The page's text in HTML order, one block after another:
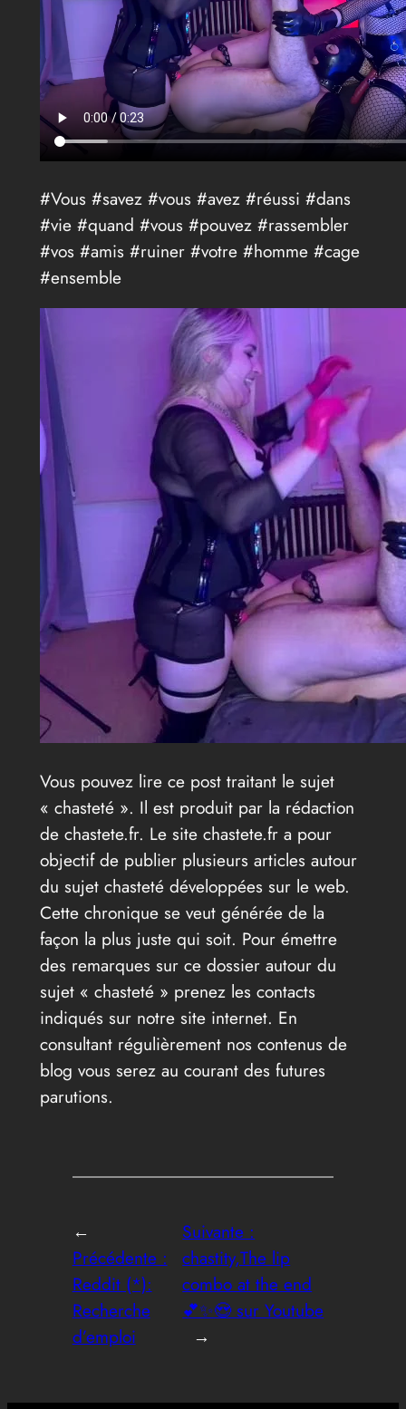
#Vous #savez #vous #avez #réussi #dans
#vie #quand #vous #pouvez #rassembler
#vos #amis #ruiner #votre #homme #cage
#ensemble
Vous pouvez lire ce post traitant le sujet
« chasteté ». Il est produit par la rédaction
de chastete.fr. Le site chastete.fr a pour
objectif de publier plusieurs articles autour
du sujet chasteté développées sur le web.
Cette chronique se veut générée de la
façon la plus juste qui soit. Pour émettre
des remarques sur ce dossier autour du
sujet « chasteté » prenez les contacts
indiqués sur notre site internet. En
consultant régulièrement nos contenus de
blog vous serez au courant des futures
parutions.
←
Précédente :
Reddit (*):
Recherche
d’emploi
Suivante :
chastity,The lip
combo at the end
💕✨😍 sur Youtube
→